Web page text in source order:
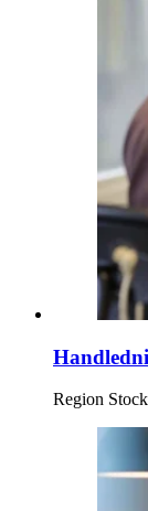
Region